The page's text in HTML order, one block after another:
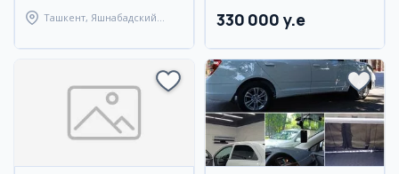
Ташкент, Яшнабадский
330 000 y.e